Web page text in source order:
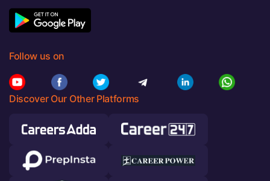
Follow us on
Discover Our Other Platforms